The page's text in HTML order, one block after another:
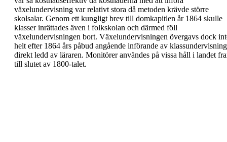
växelundervisning varrelativt stora då metoden krävde större
skolsalar. Genom ett kungligt brev till domkapitlen år 1864 skulle
klasser inrättades även i folkskolan och därmed föll
växelundervisningen bort. Växelundervisningen övergavs dock
helt efter 1864 års påbud angående införande av klassundervisning
direkt ledd av läraren. Monitörer användes på vissa håll i landet
till slutet av 1800-talet.